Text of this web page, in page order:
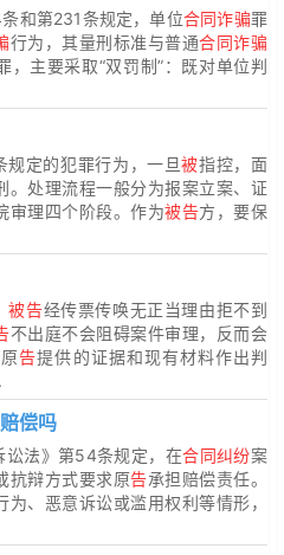
和第231条规定，单位合同诈骗罪
行为，其量刑标准与普通合同诈骗
，主要采取“双罚制”：既对单位判
规定的犯罪行为，一旦被指控，面
。处理流程一般分为报案立案、证
审理四个阶段。作为被告方，要保
被告经传票传唤无正当理由拒不到
不出庭不会阻碍案件审理，反而会
告提供的证据和现有材料作出判
赔偿吗
讼法》第54条规定，在合同纠纷案
抗辩方式要求原告承担赔偿责任。
为、恶意诉讼或滥用权利等情形，